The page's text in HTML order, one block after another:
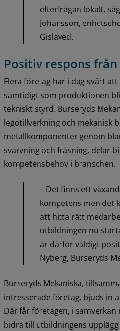
efterfrågan lokalt,
Johansson,
Gislaved.
Positiv respons
Flera företag har i dag svårt
samtidigt som produktionen
tekniskt styrd. Burseryds
legotillverkning och mekanisk
metallkomponenter genom
svarvning och fräsning, delar
kompetensbehov i branschen.
– Det finns ett
kompetens men det
att hitta rätt
utbildningen nu
är därför väldigt
Nyberg, Burseryds
Burseryds Mekaniska,
intresserade företag, bjuds in
Där får företagen, i samverkan
bidra till utbildningens